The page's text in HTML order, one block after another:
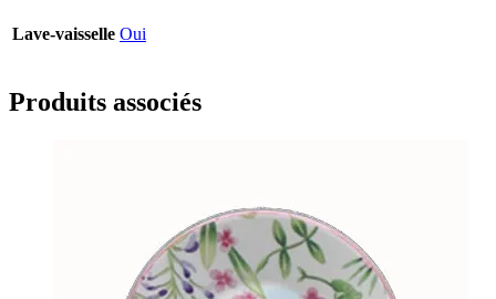
Lave-vaisselle Oui
Produits associés